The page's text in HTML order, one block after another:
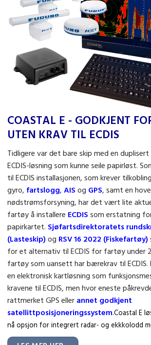
Coastal E har nå opsjon for radar- og ekkolodd
COASTAL E - GODKJENT
UTEN KRAV TIL ECDIS
Tidligere var det bare skip med en
ECDIS-løsning som kunne seile papirløst.
til ECDIS installasjonen, som krever
gyro, fartslogg,AISog GPS, samt en
nødstrømsforsyning, har det vært lite
fartøy å installere ECDISsom erstatning
papirkartet. Sjøfartsdirektoratets
(Lasteskip)og RSV 16 2022 (Fiskefartøy)
for et alternativ til ECDIS for fartøy
fartøy som uansett har bærekrav til
en elektronisk kartløsning som
kravene til ECDIS, men hvor eneste
rattmerket GPS ellerannet godkjent
satellittposisjoneringssystem.Coastal E
nå opsjon for integrert radar- og ekkkolodd